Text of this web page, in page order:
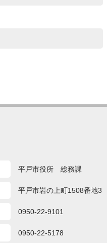
平戸市役所 総務課
平戸市岩の上町1508番地3
0950-22-9101
0950-22-5178